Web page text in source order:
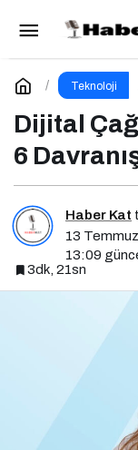
Teknoloji
Dijital
6
Haber Kat
13
13:09
3dk, 21sn
Yeni
Siber Saldırılar
Yorum Yap